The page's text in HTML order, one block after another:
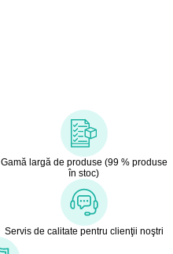
Gamă largă de produse (99 % produse
în stoc)
Servis de calitate pentru clienţii noştri